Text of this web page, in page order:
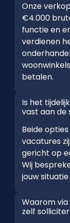
Onze
€4.000
functie en
verdienen
betalen.
Is het
vast aan de
Beide
vacatures
gericht op
Wij
jouw
Waarom
zelf